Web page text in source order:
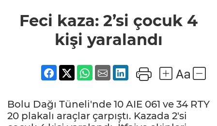
kişi
yaralandı
Feci kaza: 2’si çocuk 4
kişi yaralandı
Bolu Dağı Tüneli'nde 10 AIE 061 ve 34 RTY
20 plakalı araçlar çarpıştı. Kazada 2'si